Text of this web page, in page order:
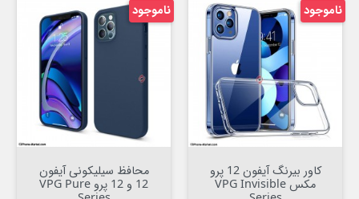
کاور بیرنگ آیفون 12 پرو
مکس VPG Invisible
ناموجود
محافظ سیلیکونی آیفون
12 و 12 پرو VPG Pure
ناموجود